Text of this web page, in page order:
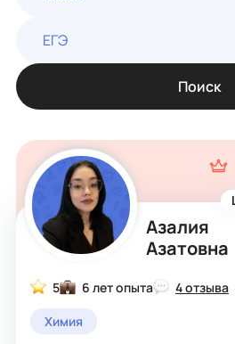
ЕГЭ
Поиск
Азалия
Азатовна
5 6 лет опыта
4 отзыва
Химия